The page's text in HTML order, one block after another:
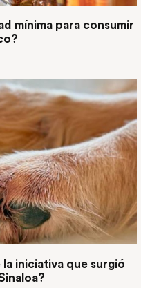
mínima para consumir
la iniciativa que surgió